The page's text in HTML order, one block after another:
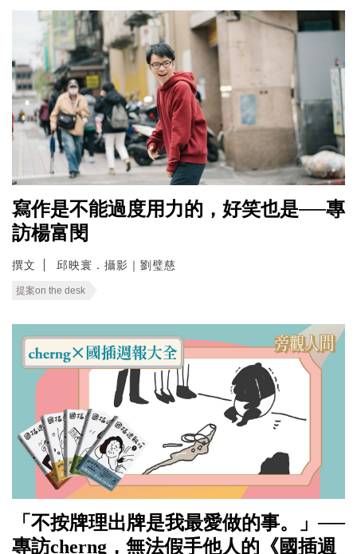
寫作是不能過度用力的，好笑也是──專
訪楊富閔
撰文 邱映寰．攝影｜劉璧慈
提案on the desk
「不按牌理出牌是我最愛做的事。」──
專訪cherng，無法假手他人的《國插週